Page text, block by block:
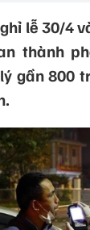
lễ 30/4
thành
gần 800